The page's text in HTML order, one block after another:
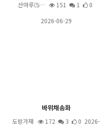
산마루(S… 151 1
0
2026-06-29
바위채송화
도랑가재 172 3
0 2026-